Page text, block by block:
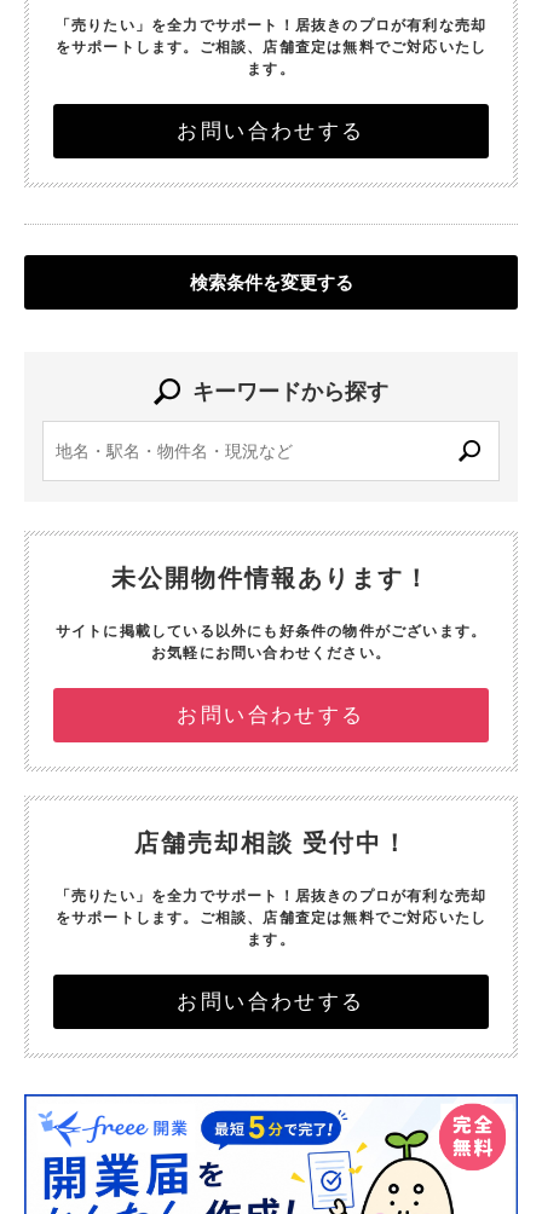
「売りたい」を全力でサポート！ 居抜きのプロが有利な売却
をサポートします。 ご相談、店舗査定は無料でご対応いたし
ます。
お問い合わせする
検索条件を変更する
キーワードから探す
未公開物件情報あります！
サイトに掲載している以外にも好条件の物件がございます。
お気軽にお問い合わせください。
お問い合わせする
店舗売却相談 受付中！
「売りたい」を全力でサポート！ 居抜きのプロが有利な売却
をサポートします。 ご相談、店舗査定は無料でご対応いたし
ます。
お問い合わせする